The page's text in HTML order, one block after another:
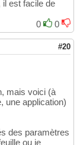
est facile de
0
0
#20
mais voici (à
une application)
des paramètres
ou je